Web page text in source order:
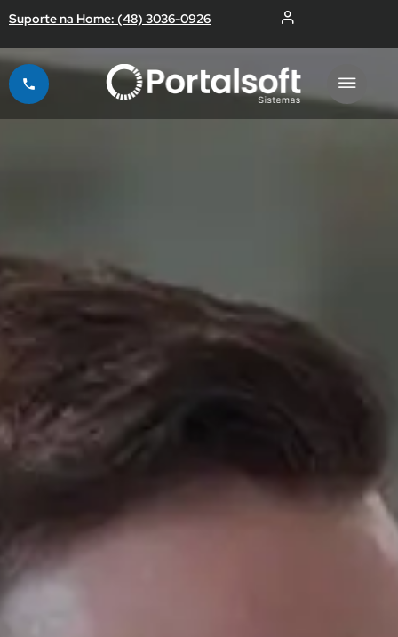
Suporte na Home: (48) 3036-0926